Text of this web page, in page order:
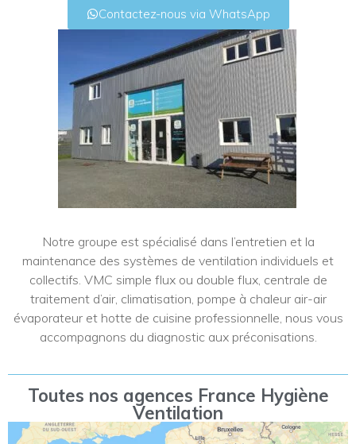
Contactez-nous via WhatsApp
Notre groupe est spécialisé dans l’entretien et la
maintenance des systèmes de ventilation individuels et
collectifs. VMC simple flux ou double flux, centrale de
traitement d’air, climatisation, pompe à chaleur air-air
évaporateur et hotte de cuisine professionnelle, nous vous
accompagnons du diagnostic aux préconisations.
Toutes nos agences France Hygiène
Ventilation